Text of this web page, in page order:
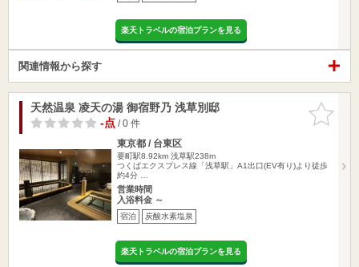
楽天トラベルの宿泊プランを見る
関連情報から探す
お気に入
りに追加
天然温泉 凌天の湯 御宿野乃 浅草別邸
-点/ 0 件
東京都 / 台東区
要町駅8.92km 浅草駅238m
つくばエクスプレス線「浅草駅」A1出口(EV有り)より徒歩
約4分 …
営業時間
入浴料金 ～
宿泊 炭酸水素塩泉
楽天トラベルの宿泊プランを見る